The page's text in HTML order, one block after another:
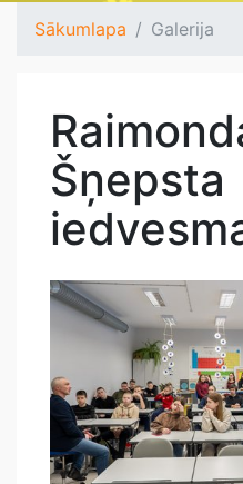
Sākumlapa Galerija
Šņepsta